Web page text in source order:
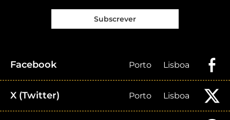
Subscrever
Facebook Porto Lisboa
X (Twitter) Porto Lisboa